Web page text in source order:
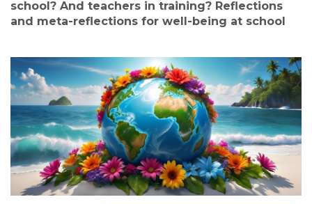
school? And teachers in training? Reflections
and meta-reflections for well-being at school